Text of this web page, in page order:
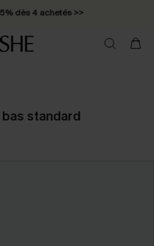
dès 4 achetés >>
standard